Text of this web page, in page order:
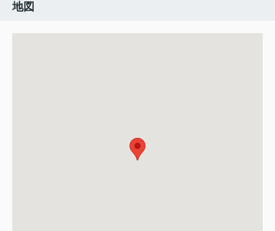
地図